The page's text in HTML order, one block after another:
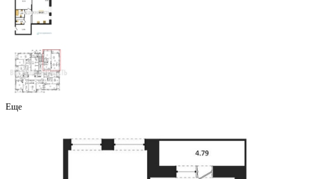
Воронеж, Кривошеина ул., д. 13/14